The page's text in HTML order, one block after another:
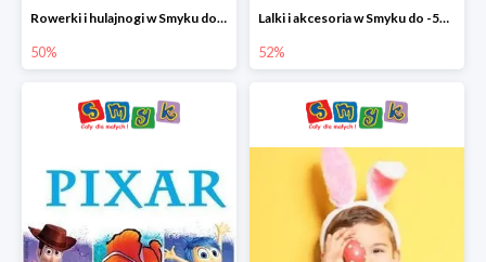
Rowerki i hulajnogi w Smyku do -50%
50%
Lalki i akcesoria w Smyku do -52%
52%